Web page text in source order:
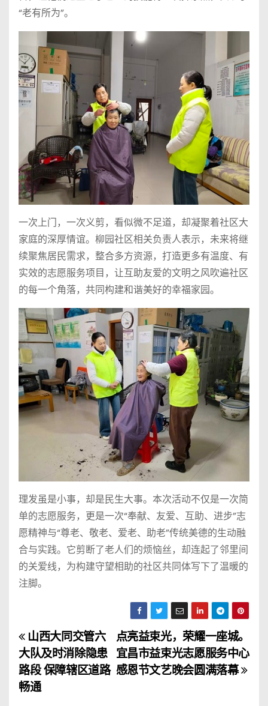
“老有所为”。
一次上门，一次义剪，看似微不足道，却凝聚着社区大
家庭的深厚情谊。柳园社区相关负责人表示，未来将继
续聚焦居民需求，整合多方资源，打造更多有温度、有
实效的志愿服务项目，让互助友爱的文明之风吹遍社区
的每一个角落，共同构建和谐美好的幸福家园。
理发虽是小事，却是民生大事。本次活动不仅是一次简
单的志愿服务，更是一次“奉献、友爱、互助、进步”志
愿精神与“尊老、敬老、爱老、助老”传统美德的生动融
合与实践。它剪断了老人们的烦恼丝，却连起了邻里间
的关爱线，为构建守望相助的社区共同体写下了温暖的
注脚。
文
章
导
点亮益束光，荣耀一座城。
宜昌市益束光志愿服务中心
感恩节文艺晚会圆满落幕
山西大同交管六
大队及时消除隐患
路段 保障辖区道路
畅通